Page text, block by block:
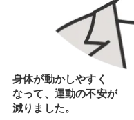
身体が動かしやすく
なって、運動の不安が
減りました。